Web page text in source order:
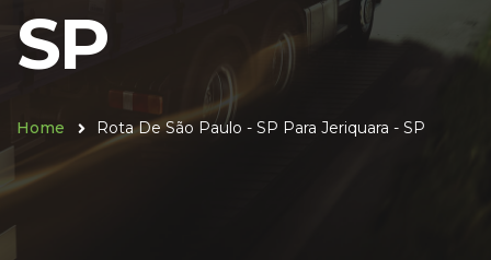
SP
Home Rota De São Paulo - SP Para Jeriquara - SP